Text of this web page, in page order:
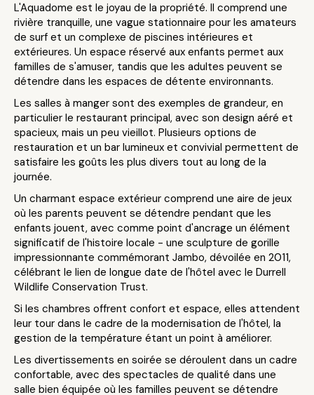
L'Aquadome est le joyau de la propriété. Il comprend une
rivière tranquille, une vague stationnaire pour les amateurs
de surf et un complexe de piscines intérieures et
extérieures. Un espace réservé aux enfants permet aux
familles de s'amuser, tandis que les adultes peuvent se
détendre dans les espaces de détente environnants.
Les salles à manger sont des exemples de grandeur, en
particulier le restaurant principal, avec son design aéré et
spacieux, mais un peu vieillot. Plusieurs options de
restauration et un bar lumineux et convivial permettent de
satisfaire les goûts les plus divers tout au long de la
journée.
Un charmant espace extérieur comprend une aire de jeux
où les parents peuvent se détendre pendant que les
enfants jouent, avec comme point d'ancrage un élément
significatif de l'histoire locale - une sculpture de gorille
impressionnante commémorant Jambo, dévoilée en 2011,
célébrant le lien de longue date de l'hôtel avec le Durrell
Wildlife Conservation Trust.
Si les chambres offrent confort et espace, elles attendent
leur tour dans le cadre de la modernisation de l'hôtel, la
gestion de la température étant un point à améliorer.
Les divertissements en soirée se déroulent dans un cadre
confortable, avec des spectacles de qualité dans une
salle bien équipée où les familles peuvent se détendre